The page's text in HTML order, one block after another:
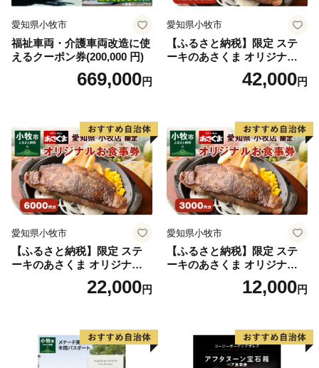
時間をいただきます。
■返礼品
１．当村は提供事業者の在庫状況等により返礼品を変更
し提供を中止する場合があります。返礼品を変更する場
合、当村より申込者に通知し当村指定の代替品から選択
２．当村は自己又はさとふるに帰責事由なく申込者が返
礼品を受領できない場合、再配達の義務を負わないもの
とします。
３．申込者に配送された返礼品の瑕疵等につき自己又は
さとふるに帰責事由のある場合を除き、さとふるは代替
品の提供損害賠償その他いかなる責任も負わないものと
します。
■個人情報の取り扱い
当村は返礼品配送に係る業務及び問合わせ業務（寄附情
報の提供サービスを含む）をさとふるに委託し寄付申込
等の確認方法に関する案内を送付します。
※当村は寄付受領証明書の送付業務をさとふるに委託し
愛知県小牧市
福祉車両・介護車両改造に使
えるクーポン券(200,000 円)
669,000円
愛知県小牧市
【ふるさと納税】限定 ステ
ーキのあさくま オリジナル
お食事券 12000円 お好きなメ
ニュー 好きなだけ コーンス
県 小牧店 小牧市 チケット 送
料無料
42,000円
愛知県小牧市
【ふるさと納税】限定 ステ
ーキのあさくま オリジナル
お食事券 6000円 お好きなメ
ニュー 好きなだけ コーンス
県 小牧店 小牧市 チケット 送
料無料
22,000円
愛知県小牧市
【ふるさと納税】限定 ステ
ーキのあさくま オリジナル
お食事券 3000円 お好きなメ
ニュー 好きなだけ コーンス
県 小牧店 小牧市 チケット 送
12,000円